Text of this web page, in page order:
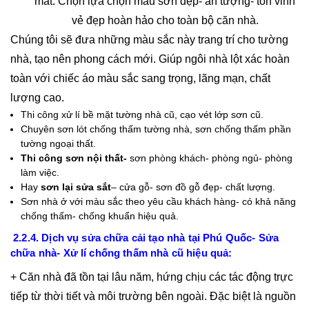
vẻ đẹp hoàn hảo cho toàn bộ căn nhà.
Chúng tôi sẽ đưa những màu sắc này trang trí cho tường
nhà, tạo nên phong cách mới. Giúp ngôi nhà lột xác hoàn
toàn với chiếc áo màu sắc sang trọng, lãng mạn, chất
lượng cao.
Thi công xử lí bề mặt tường nhà cũ, cạo vét lớp sơn cũ.
Chuyên sơn lót chống thấm tường nhà, sơn chống thấm phần
tường ngoại thất.
Thi công sơn nội thất- sơn phòng khách- phòng ngủ- phòng
làm việc.
Hay sơn lại sửa sắt– cửa gỗ- sơn đồ gỗ đẹp- chất lượng.
Sơn nhà ở với màu sắc theo yêu cầu khách hàng- có khả năng
chống thấm- chống khuẩn hiệu quả.
2.2.4. Dịch vụ sửa chữa cải tạo nhà tại Phú Quốc- Sửa
chữa nhà- Xử lí chống thấm nhà cũ hiệu quả:
+ Căn nhà đã tồn tại lâu năm, hứng chịu các tác động trực
tiếp từ thời tiết và môi trường bên ngoài. Đặc biệt là nguồn